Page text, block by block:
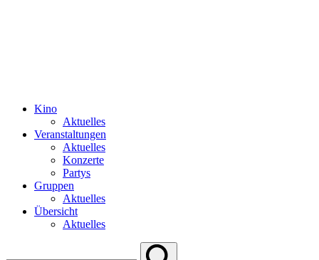
Kino
Aktuelles
Veranstaltungen
Aktuelles
Konzerte
Partys
Gruppen
Aktuelles
Übersicht
Aktuelles